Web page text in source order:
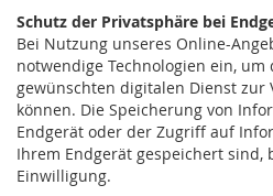
Schutz der Privatsphäre bei
Bei Nutzung unseres Online-
notwendige Technologien ein,
gewünschten digitalen Dienst zur
können. Die Speicherung von
Endgerät oder der Zugriff auf
Ihrem Endgerät gespeichert
Einwilligung.